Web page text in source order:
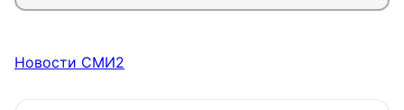
Новости СМИ2